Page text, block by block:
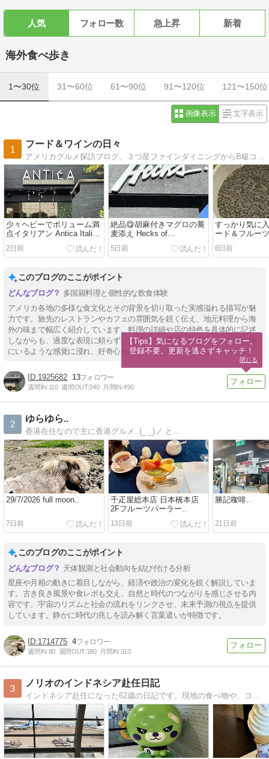
人気 フォロー数 急上昇 新着
海外食べ歩き
1〜30位 31〜60位 61〜90位 91〜120位 121〜150位
画像表示 文字表示
1
フード＆ワインの日々
少々ヘビーでボリューム満
点イタリアン Antica Italian
Kitchen + Bar
2日前
絶品😋胡麻付きマグロの蕎
麦添え Hecks of
Beachwood
5日前
すっかり気に
ード＆フルー
ト朝食
8日前
このブログのここがポイント
多国籍料理と個性的な飲食体験
アメリカ各地の多様な食文化とその背景を切り取った実感溢れる描写が魅
力です。旅先のレストランやカフェの雰囲気を鋭く伝え、地元料理から海
外の味まで幅広く紹介しています。料理の詳細や店の特色を具体的に記述
しながらも、過度な表現に頼らず、リアルさを重視。読者はまるでその場
にいるような感覚に浸れ、好奇心をかきたてられる内容となっています。
1925682 13
週間IN:110 週間OUT:340 月間IN:490
2
ゆらゆら..
香港在住なので主に香港グルメ..(_ _)ノ と..
29/7/2026 full moon..
7日前
千疋屋総本店 日本橋本店
2Fフルーツパーラー..
13日前
勝記㗎啡..
21日前
このブログのここがポイント
天体観測と社会動向を結び付ける分析
星座や月相の動きに着目しながら、経済や政治の変化を鋭く解説していま
す。古き良き風景や食レポも交え、自然と時代のつながりを感じさせる内
容です。宇宙のリズムと社会の流れをリンクさせ、未来予測の視点を提供
しています。静かに時代の兆しを読み解く言葉遣いが特徴です。
1714775 4
週間IN:80 週間OUT:180 月間IN:310
3
ノリオのインドネシア赴任日記
インドネシア赴任になった62歳の日記です。現地の食べ物や、コロナ禍での入出国・現地の状況、海外の働き方、人気のお店を紹介します。
【Tips】気になるブログをフォロー。
登録不要。更新を逃さずキャッチ！
閉じる